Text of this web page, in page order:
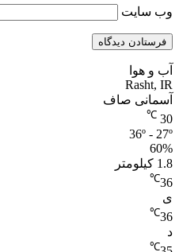
وب‌ سایت
آب و هوا
Rasht, IR
آسمانی صاف
30
℃
36º - 27º
60%
1.8 کیلومتر
36
℃
ی
36
℃
د
℃